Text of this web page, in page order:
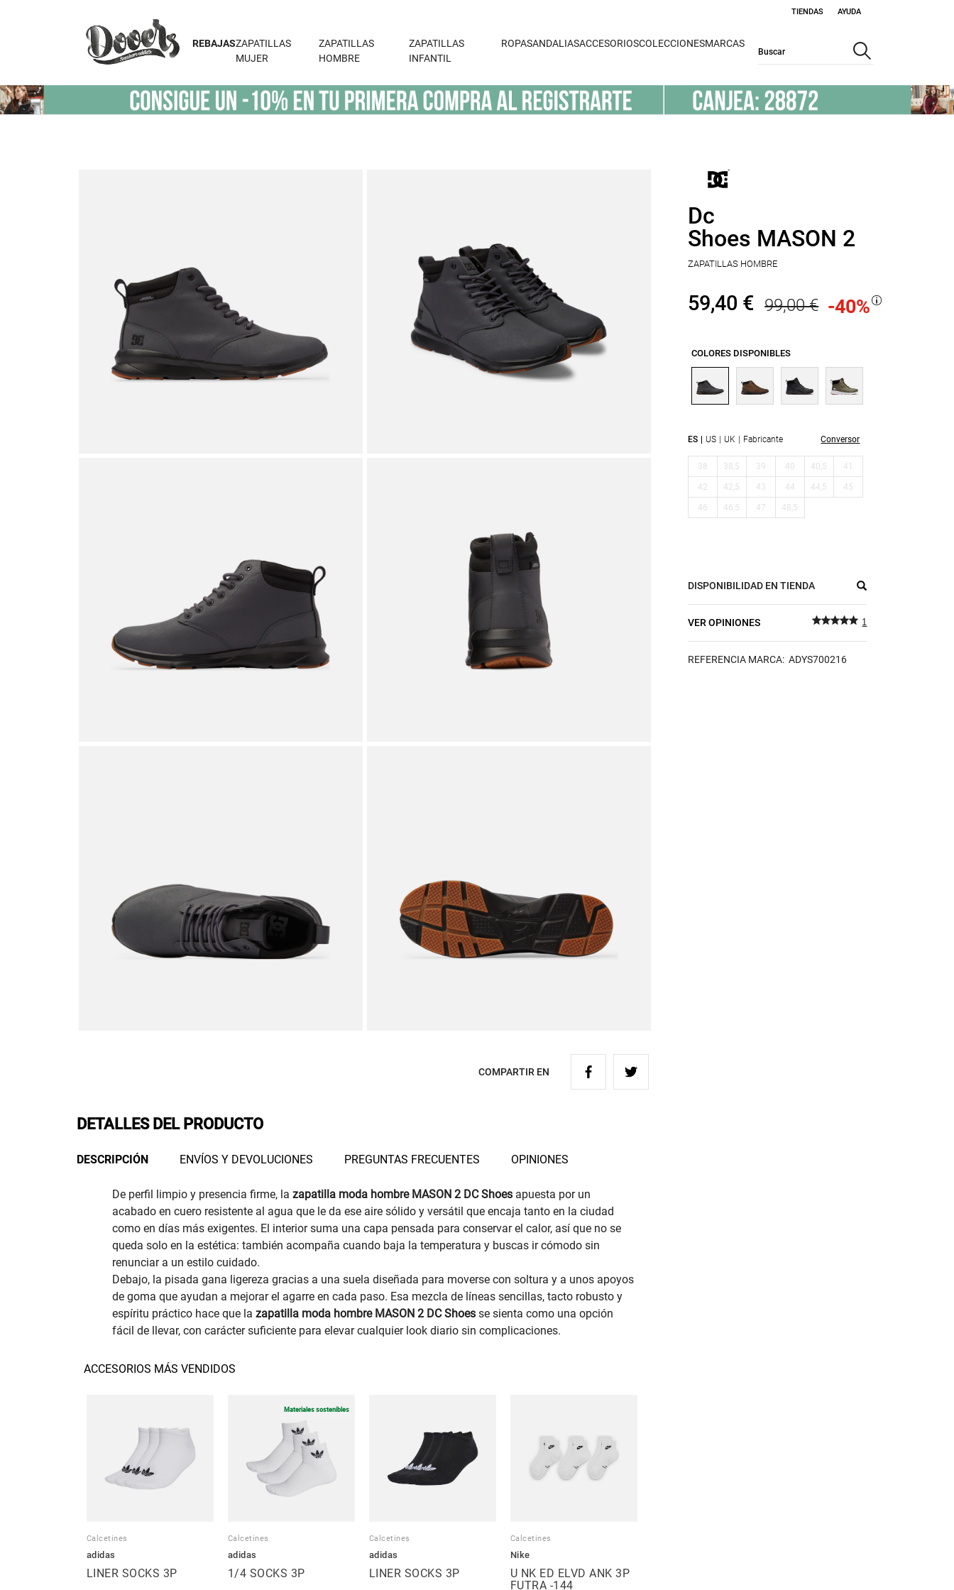
TIENDAS AYUDA
REBAJASZAPATILLAS
MUJER
ZAPATILLAS
HOMBRE
ZAPATILLAS
INFANTIL
ROPASANDALIASACCESORIOSCOLECCIONESMARCAS
Dc
Shoes MASON 2
ZAPATILLAS HOMBRE
59,40 € 99,00 € -40%
COLORES DISPONIBLES
ES US UK Fabricante Conversor
38 38,5 39 40 40,5 41
42 42,5 43 44 44,5 45
46 46,5 47 48,5
DISPONIBILIDAD EN TIENDA
VER OPINIONES 1
REFERENCIA MARCA: ADYS700216
COMPARTIR EN
DETALLES DEL PRODUCTO
DESCRIPCIÓN ENVÍOS Y DEVOLUCIONES PREGUNTAS FRECUENTES OPINIONES
De perfil limpio y presencia firme, la zapatilla moda hombre MASON 2 DC Shoesapuesta por un
acabado en cuero resistente al agua que le da ese aire sólido y versátil que encaja tanto en la ciudad
como en días más exigentes. El interior suma una capa pensada para conservar el calor, así que no se
queda solo en la estética: también acompaña cuando baja la temperatura y buscas ir cómodo sin
renunciar a un estilo cuidado.
Debajo, la pisada gana ligereza gracias a una suela diseñada para moverse con soltura y a unos apoyos
de goma que ayudan a mejorar el agarre en cada paso. Esa mezcla de líneas sencillas, tacto robusto y
espíritu práctico hace que la zapatilla moda hombre MASON 2 DC Shoesse sienta como una opción
fácil de llevar, con carácter suficiente para elevar cualquier look diario sin complicaciones.
ACCESORIOS MÁS VENDIDOS
Calcetines
adidas
LINER SOCKS 3P
Materiales sostenibles
Calcetines
adidas
1/4 SOCKS 3P
Calcetines
adidas
LINER SOCKS 3P
Calcetines
Nike
U NK ED ELVD ANK 3P
FUTRA -144